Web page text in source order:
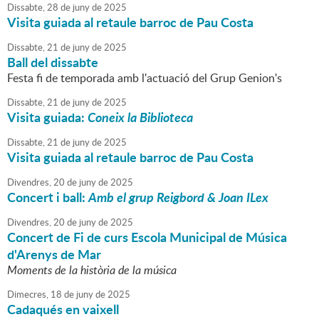
Dissabte,28 de junyde2025
Visita guiada al retaule barroc de Pau Costa
Dissabte,21 de junyde2025
Ball del dissabte
Festa fi de temporada amb l'actuació del Grup Genion's
Dissabte,21 de junyde2025
Visita guiada:Coneix la Biblioteca
Dissabte,21 de junyde2025
Visita guiada al retaule barroc de Pau Costa
Divendres,20 de junyde2025
Concert i ball:Amb el grup Reigbord & Joan ILex
Divendres,20 de junyde2025
Concert de Fi de curs Escola Municipal de Música
d'Arenys de Mar
Moments de la història de la música
Dimecres, 18 de junyde2025
Cadaqués en vaixell